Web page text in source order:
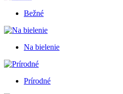
Bežné
Na bielenie
Prírodné